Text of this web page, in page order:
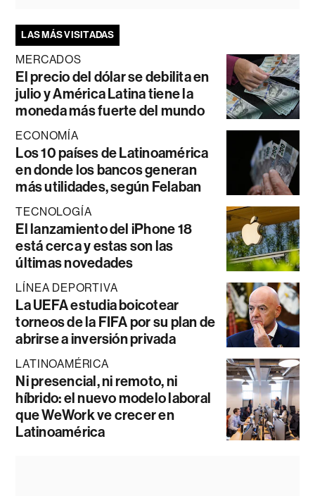
LAS MÁS VISITADAS
MERCADOS
El precio del dólar se debilita en
julio y América Latina tiene la
moneda más fuerte del mundo
ECONOMÍA
Los 10 países de Latinoamérica
en donde los bancos generan
más utilidades, según Felaban
TECNOLOGÍA
El lanzamiento del iPhone 18
está cerca y estas son las
últimas novedades
LÍNEA DEPORTIVA
La UEFA estudia boicotear
torneos de la FIFA por su plan de
abrirse a inversión privada
LATINOAMÉRICA
Ni presencial, ni remoto, ni
híbrido: el nuevo modelo laboral
que WeWork ve crecer en
Latinoamérica